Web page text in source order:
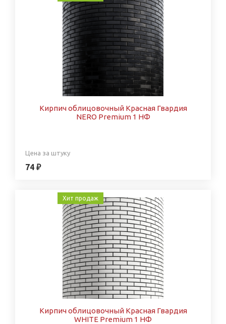
Кирпич облицовочный Красная Гвардия
NERO Premium 1 НФ
Цена за штуку
74 ₽
Хит продаж
Кирпич облицовочный Красная Гвардия
WHITE Premium 1 НФ